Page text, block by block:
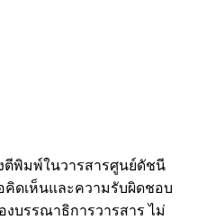
พิมพ์ในวารสารศูนย์ดัชนี
คิดเห็นและความรับผิดชอบ
งบรรณาธิการวารสาร ไม่